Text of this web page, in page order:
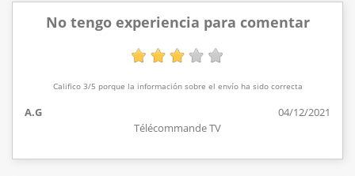
No tengo experiencia para comentar
Califico 3/5 porque la información sobre el envío ha sido correcta
A.G
04/12/2021
Télécommande TV